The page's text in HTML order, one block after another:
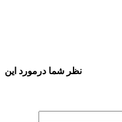
نظر شما درمورد این